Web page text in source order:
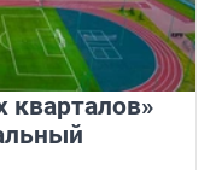
кварталов»